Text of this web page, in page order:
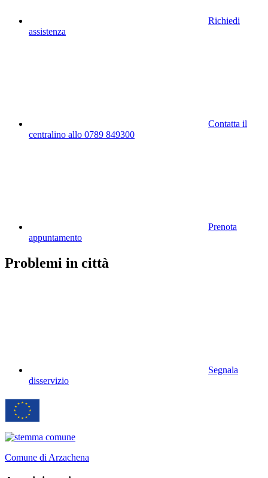
Richiedi
assistenza
Contatta il
centralino allo 0789 849300
Prenota
appuntamento
Problemi in città
Segnala
disservizio
Comune di Arzachena